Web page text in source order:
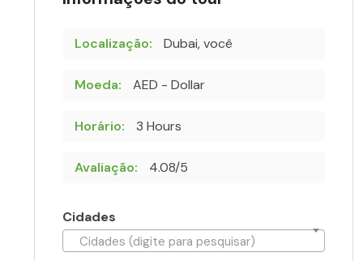
Localização: Dubai, você
Moeda: AED - Dollar
Horário: 3 Hours
Avaliação: 4.08/5
Cidades
Cidades (digite para pesquisar)